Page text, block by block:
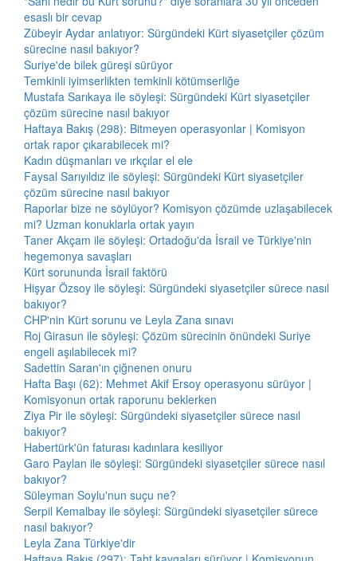
esaslı bir cevap
Zübeyir Aydar anlatıyor: Sürgündeki Kürt siyasetçiler çözüm
sürecine nasıl bakıyor?
Suriye'de bilek güreşi sürüyor
Temkinli iyimserlikten temkinli kötümserliğe
Mustafa Sarıkaya ile söyleşi: Sürgündeki Kürt siyasetçiler
çözüm sürecine nasıl bakıyor
Haftaya Bakış (298): Bitmeyen operasyonlar | Komisyon
ortak rapor çıkarabilecek mi?
Kadın düşmanları ve ırkçılar el ele
Faysal Sarıyıldız ile söyleşi: Sürgündeki Kürt siyasetçiler
çözüm sürecine nasıl bakıyor
Raporlar bize ne söylüyor? Komisyon çözümde uzlaşabilecek
mi? Uzman konuklarla ortak yayın
Taner Akçam ile söyleşi: Ortadoğu'da İsrail ve Türkiye'nin
hegemonya savaşları
Kürt sorununda İsrail faktörü
Hişyar Özsoy ile söyleşi: Sürgündeki siyasetçiler sürece nasıl
bakıyor?
CHP'nin Kürt sorunu ve Leyla Zana sınavı
Roj Girasun ile söyleşi: Çözüm sürecinin önündeki Suriye
engeli aşılabilecek mi?
Sadettin Saran'ın çiğnenen onuru
Hafta Başı (62): Mehmet Akif Ersoy operasyonu sürüyor |
Komisyonun ortak raporunu beklerken
Ziya Pir ile söyleşi: Sürgündeki siyasetçiler sürece nasıl
bakıyor?
Habertürk'ün faturası kadınlara kesiliyor
Garo Paylan ile söyleşi: Sürgündeki siyasetçiler sürece nasıl
bakıyor?
Süleyman Soylu'nun suçu ne?
Serpil Kemalbay ile söyleşi: Sürgündeki siyasetçiler sürece
nasıl bakıyor?
Leyla Zana Türkiye'dir